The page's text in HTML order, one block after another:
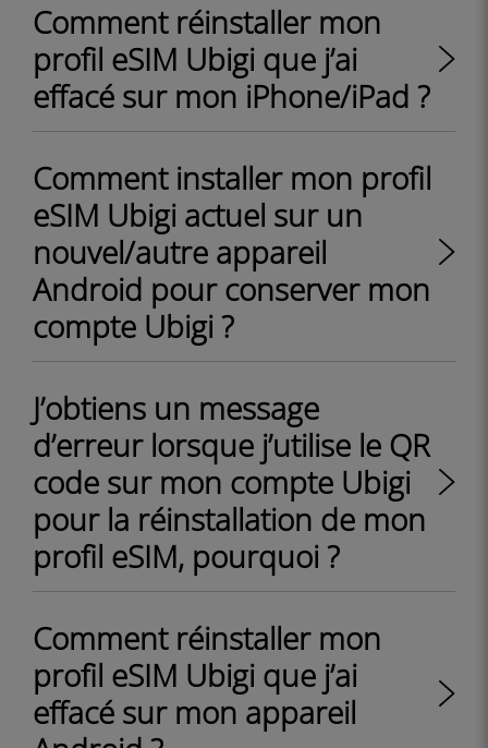
Comment réinstaller mon
profil eSIM Ubigi que j’ai
effacé sur mon iPhone/iPad ?
Comment installer mon profil
eSIM Ubigi actuel sur un
nouvel/autre appareil
Android pour conserver mon
compte Ubigi ?
J’obtiens un message
d’erreur lorsque j’utilise le QR
code sur mon compte Ubigi
pour la réinstallation de mon
profil eSIM, pourquoi ?
Comment réinstaller mon
profil eSIM Ubigi que j’ai
effacé sur mon appareil